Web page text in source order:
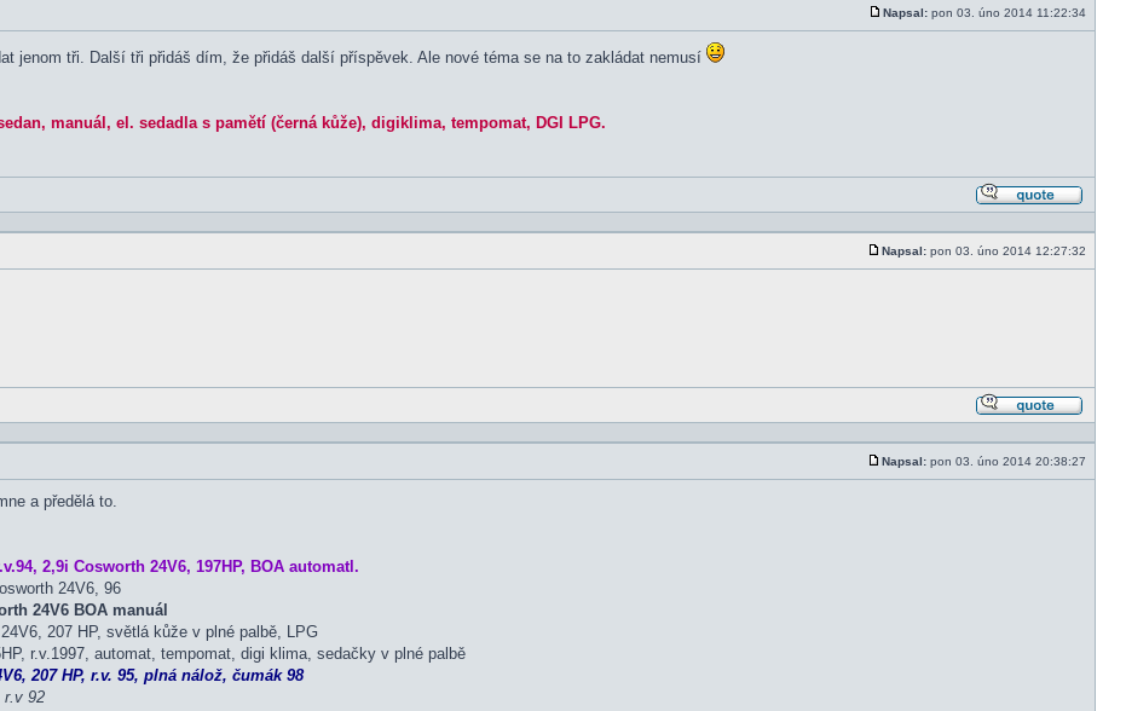
Příspěvek
Napsal: pon 03. úno 2014 11:22:34
jenom tři. Další tři přidáš dím, že přidáš další příspěvek. Ale nové téma se na to zakládat nemusí
manuál, el. sedadla s pamětí (černá kůže), digiklima, tempomat, DGI LPG.
Příspěvek
Napsal: pon 03. úno 2014 12:27:32
Příspěvek
Napsal: pon 03. úno 2014 20:38:27
a předělá to.
2,9i Cosworth 24V6, 197HP, BOA automatl.
24V6, 96
24V6 BOA manuál
207 HP, světlá kůže v plné palbě, LPG
r.v.1997, automat, tempomat, digi klima, sedačky v plné palbě
207 HP, r.v. 95, plná nálož, čumák 98
r.v 92